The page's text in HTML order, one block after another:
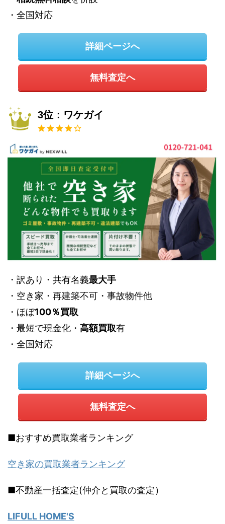
・全国対応
詳細ページへ
無料査定へ
3位：ワケガイ
・訳あり・共有名義最大手
・空き家・再建築不可・事故物件他
・ほぼ100％買取
・最短で現金化・ 高額買取有
・全国対応
詳細ページへ
無料査定へ
■おすすめ買取業者ランキング
空き家の買取業者ランキング
■不動産一括査定(仲介と買取の査定）
LIFULL HOME'S